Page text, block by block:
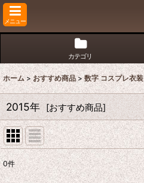
メニュー
カテゴリ
ホーム > おすすめ商品 > 数字 コスプレ衣装
2015年 [おすすめ商品]
表示数:
0件